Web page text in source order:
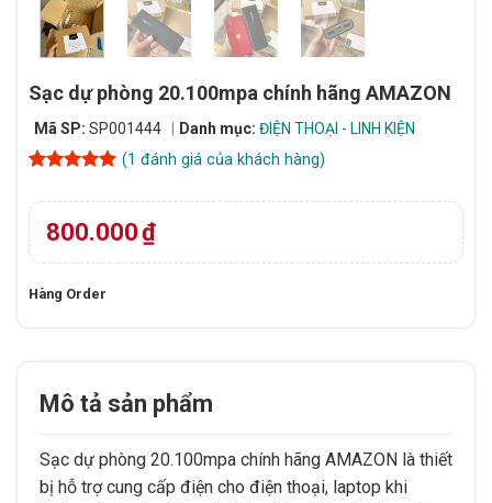
Sạc dự phòng 20.100mpa chính hãng AMAZON
Mã SP: SP001444 Danh mục: ĐIỆN THOẠI - LINH KIỆN
dựa trên
đánh giá
(1 đánh giá của khách hàng)
800.000₫
Hàng Order
Mô tả sản phẩm
Sạc dự phòng 20.100mpa chính hãng AMAZON là thiết
bị hỗ trợ cung cấp điện cho điện thoại, laptop khi